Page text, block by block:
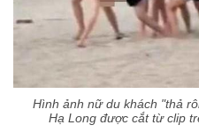
Hình ảnh nữ du khách "thả
Hạ Long được cắt từ clip